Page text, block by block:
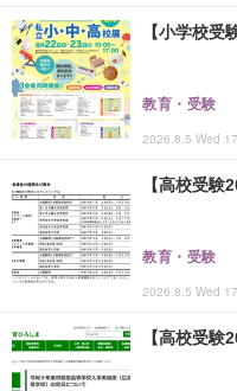
【小学校
教育・受験
2026.8.5 Wed
【高校受
教育・受験
2026.8.5 Wed
【高校受